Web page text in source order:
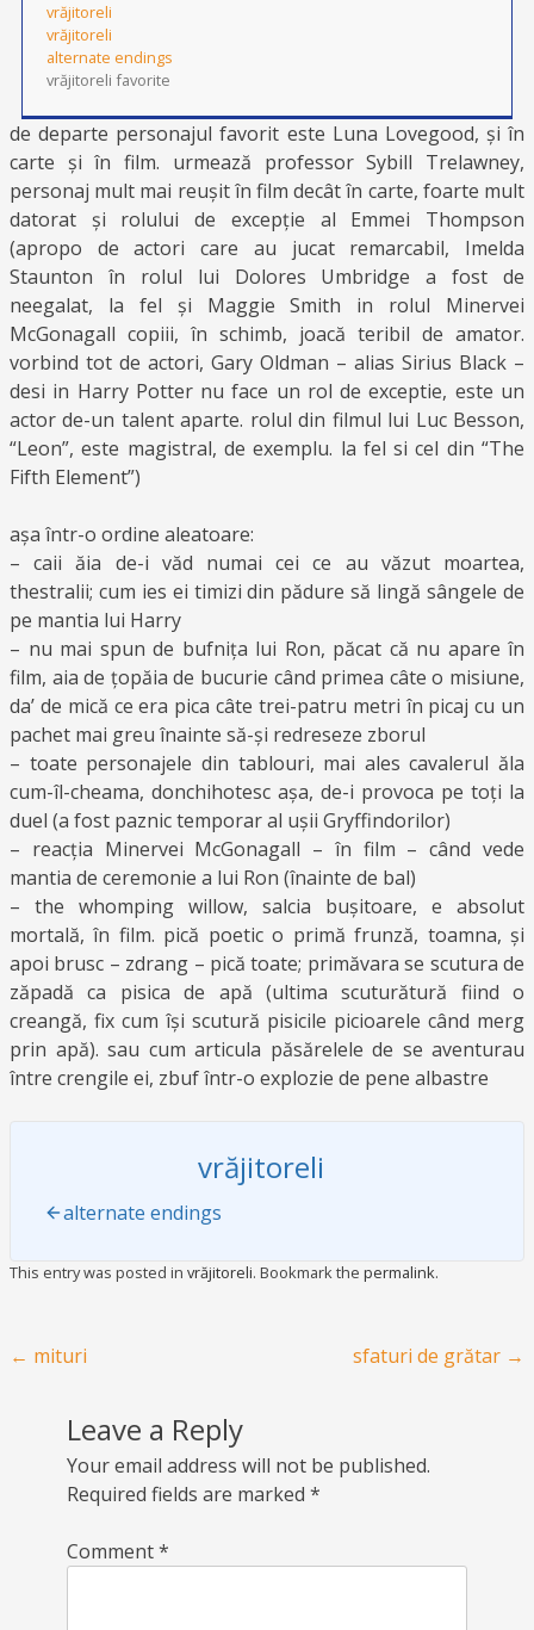
vrăjitoreli
vrăjitoreli
alternate endings
vrăjitoreli favorite
de departe personajul favorit este Luna Lovegood, și în
carte și în film. urmează professor Sybill Trelawney,
personaj mult mai reușit în film decât în carte, foarte mult
datorat și rolului de excepție al Emmei Thompson
(apropo de actori care au jucat remarcabil, Imelda
Staunton în rolul lui Dolores Umbridge a fost de
neegalat, la fel și Maggie Smith in rolul Minervei
McGonagall copiii, în schimb, joacă teribil de amator.
vorbind tot de actori, Gary Oldman – alias Sirius Black –
desi in Harry Potter nu face un rol de exceptie, este un
actor de-un talent aparte. rolul din filmul lui Luc Besson,
“Leon”, este magistral, de exemplu. la fel si cel din “The
Fifth Element”)
așa într-o ordine aleatoare:
– caii ăia de-i văd numai cei ce au văzut moartea,
thestralii; cum ies ei timizi din pădure să lingă sângele de
pe mantia lui Harry
– nu mai spun de bufnița lui Ron, păcat că nu apare în
film, aia de țopăia de bucurie când primea câte o misiune,
da’ de mică ce era pica câte trei-patru metri în picaj cu un
pachet mai greu înainte să-și redreseze zborul
– toate personajele din tablouri, mai ales cavalerul ăla
cum-îl-cheama, donchihotesc așa, de-i provoca pe toți la
duel (a fost paznic temporar al ușii Gryffindorilor)
– reacția Minervei McGonagall – în film – când vede
mantia de ceremonie a lui Ron (înainte de bal)
– the whomping willow, salcia bușitoare, e absolut
mortală, în film. pică poetic o primă frunză, toamna, și
apoi brusc – zdrang – pică toate; primăvara se scutura de
zăpadă ca pisica de apă (ultima scuturătură fiind o
creangă, fix cum își scutură pisicile picioarele când merg
prin apă). sau cum articula păsărelele de se aventurau
între crengile ei, zbuf într-o explozie de pene albastre
vrăjitoreli
alternate endings
This entry was posted in vrăjitoreli. Bookmark the permalink.
Post navigation
← mituri sfaturi de grătar →
Leave a Reply
Your email address will not be published.
Required fields are marked *
Comment*